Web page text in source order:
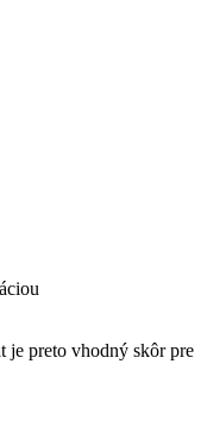
preto vhodný skôr pre